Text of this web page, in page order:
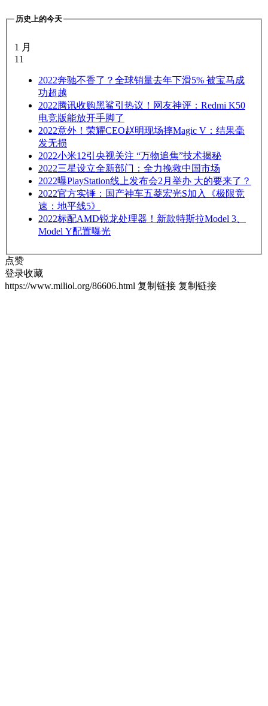
历史上的今天
1 月
11
2022奔驰不香了？全球销量去年下滑5% 被宝马成
功超越
2022腾讯收购黑鲨引热议！网友神评：Redmi K50
电竞版能放开手脚了
2022意外！荣耀CEO赵明现场摔Magic V：结果毫
发无损
2022小米12引央视关注 “万物追焦”技术揭秘
2022三星设立全新部门：全力挽救中国市场
2022曝PlayStation线上发布会2月举办 大的要来了？
2022官方实锤：国产神车五菱宏光S加入《极限竞
速：地平线5》
2022标配AMD锐龙处理器！新款特斯拉Model 3、
Model Y配置曝光
点赞
登录收藏
https://www.miliol.org/86606.html 复制链接 复制链接